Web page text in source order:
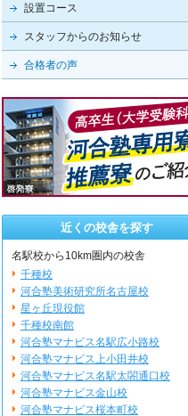
設置コース
スタッフからのお知らせ
合格者の声
近くの校舎を探す
名駅校から10km圏内の校舎
千種校
河合塾美術研究所名古屋校
星ヶ丘現役館
千種校南館
河合塾マナビス名駅広小路校
河合塾マナビス上小田井校
河合塾マナビス名駅太閤通口校
河合塾マナビス金山校
河合塾マナビス桜本町校